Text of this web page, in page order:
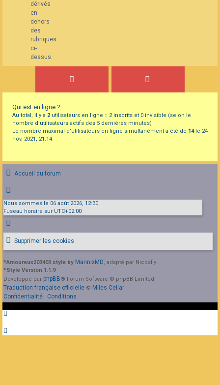
dérivés
en
dehors
des
rubriques
ci-
dessus.
Qui est en ligne ?
Au total, il y a 2 utilisateurs en ligne :: 2 inscrits et 0 invisible (selon le
nombre d’utilisateurs actifs des 5 dernières minutes)
Le nombre maximal d’utilisateurs en ligne simultanément a été de 14le 24
nov. 2021, 21:14
Accueil du forum
Nous sommes le 06 août 2026, 12:30
Fuseau horaire sur UTC+02:00
Supprimer les cookies
*Amoureux203403 style by MannixMD, adapté par Nicosfly
*Style Version 1.1.9
Développé par phpBB® Forum Software © phpBB Limited
Traduction française officielle © Miles Cellar
Confidentialité | Conditions